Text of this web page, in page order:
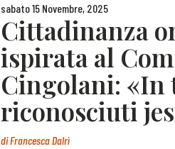
sabato 15 Novembre, 2025
Cittadinanza
ispirata al
Cingolani: «In
riconosciuti
diFrancesca Dalrì